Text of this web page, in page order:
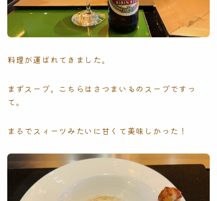
料理が運ばれてきました。
まずスープ。こちらはさつまいものスープですっ
て。
まるでスィーツみたいに甘くて美味しかった！